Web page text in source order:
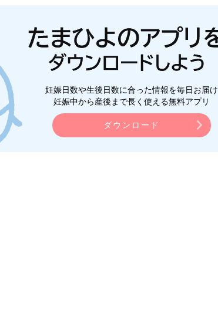
妊娠日数や生後日数に合った情報を毎日お届け
妊娠中から産後まで長く使える無料アプリ
ダウンロード